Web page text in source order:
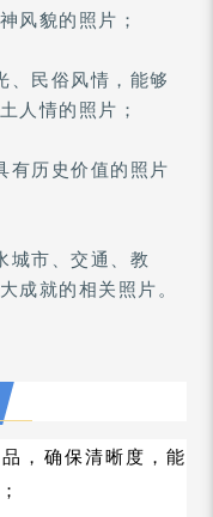
风貌的照片；
、民俗风情，能够
人情的照片；
有历史价值的照片
城市、交通、教
成就的相关照片。
，确保清晰度，能